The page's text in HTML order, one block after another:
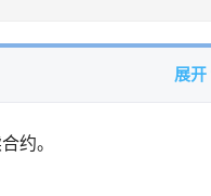
展开
约。